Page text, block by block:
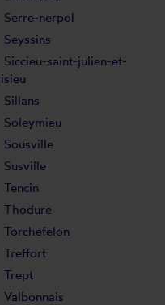
Serre-nerpol
Seyssins
Siccieu-saint-julien-et-
Sillans
Soleymieu
Sousville
Susville
Tencin
Thodure
Torchefelon
Treffort
Trept
Valbonnais